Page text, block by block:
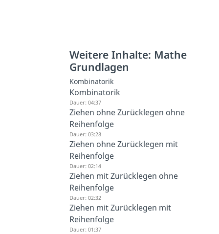
Weitere Inhalte: Mathe
Grundlagen
Kombinatorik
Kombinatorik
Dauer: 04:37
Ziehen ohne Zurücklegen ohne
Reihenfolge
Dauer: 03:28
Ziehen ohne Zurücklegen mit
Reihenfolge
Dauer: 02:14
Ziehen mit Zurücklegen ohne
Reihenfolge
Dauer: 02:32
Ziehen mit Zurücklegen mit
Reihenfolge
Dauer: 01:37